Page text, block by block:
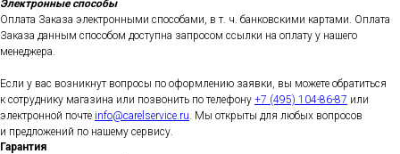
Электронные способы
Оплата Заказа электронными способами, в т. ч. банковскими картами. Оплата
Заказа данным способом доступна запросом ссылки на оплату у нашего
менеджера.
Если у вас возникнут вопросы по оформлению заявки, вы можете обратиться
к сотруднику магазина или позвонить по телефону +7 (495) 104-86-87 или
электронной почте info@carelservice.ru . Мы открыты для любых вопросов
и предложений по нашему сервису.
Гарантия